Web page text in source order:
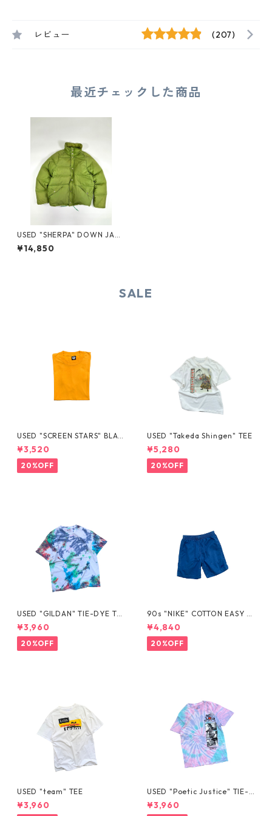
レビュー (207)
最近チェックした商品
USED "SHERPA" DOWN JACK
ET
¥14,850
SALE
USED "SCREEN STARS" BLAN
K TEE
¥3,520
20%OFF
USED "Takeda Shingen" TEE
¥5,280
20%OFF
USED "GILDAN" TIE-DYE TE
E
¥3,960
20%OFF
90s "NIKE" COTTON EASY S
HORTS
¥4,840
20%OFF
USED "team" TEE
¥3,960
USED "Poetic Justice" TIE-D
YE TEE
¥3,960